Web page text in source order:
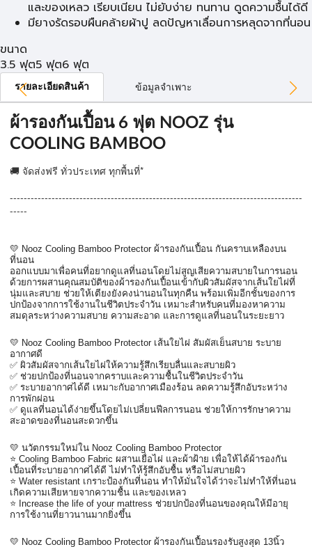
และของเหลว เรียบเนียน ไม่ยับง่าย ทนทาน ดูดความชื้นได้ดี
มียางรัดรอบผืนคล้ายผ้าปู ลดปัญหาเลื่อนการหลุดจากที่นอน
ขนาด
3.5 ฟุต5 ฟุต6 ฟุต
รายละเอียดสินค้า ข้อมูลจำเพาะ
ผ้ารองกันเปื้อน 6 ฟุต NOOZ รุ่น
COOLING BAMBOO
🚚 จัดส่งฟรี ทั่วประเทศ ทุกพื้นที่*
------------------------------------------------------------------------------------
-----
💛 Nooz Cooling Bamboo Protector ผ้ารองกันเปื้อน กันคราบเหลืองบน
ที่นอน
ออกแบบมาเพื่อคนที่อยากดูแลที่นอนโดยไม่สูญเสียความสบายในการนอน
ด้วยการผสานคุณสมบัติของผ้ารองกันเปื้อนเข้ากับผิวสัมผัสจากเส้นใยไผ่ที่
นุ่มและสบาย ช่วยให้เตียงยังคงน่านอนในทุกคืน พร้อมเพิ่มอีกชั้นของการ
ปกป้องจากการใช้งานในชีวิตประจำวัน เหมาะสำหรับคนที่มองหาความ
สมดุลระหว่างความสบาย ความสะอาด และการดูแลที่นอนในระยะยาว
💛 Nooz Cooling Bamboo Protector เส้นใยไผ่ สัมผัสเย็นสบาย ระบาย
อากาศดี
✅ ผิวสัมผัสจากเส้นใยไผ่ให้ความรู้สึกเรียบลื่นและสบายผิว
✅ ช่วยปกป้องที่นอนจากคราบและความชื้นในชีวิตประจำวัน
✅ ระบายอากาศได้ดี เหมาะกับอากาศเมืองร้อน ลดความรู้สึกอับระหว่าง
การพักผ่อน
✅ ดูแลที่นอนได้ง่ายขึ้นโดยไม่เปลี่ยนฟีลการนอน ช่วยให้การรักษาความ
สะอาดของที่นอนสะดวกขึ้น
💛 นวัตกรรมใหม่ใน Nooz Cooling Bamboo Protector
⭐ Cooling Bamboo Fabric ผสานเยื่อไผ่ และผ้าฝ้าย เพื่อให้ได้ผ้ารองกัน
เปื้อนที่ระบายอากาศได้ดี ไม่ทำให้รู้สึกอับชื้น หรือไม่สบายผิว
⭐ Water resistant เกราะป้องกันที่นอน ทำให้มั่นใจได้ว่าจะไม่ทำให้ที่นอน
เกิดความเสียหายจากความชื้น และของเหลว
⭐ Increase the life of your mattress ช่วยปกป้องที่นอนของคุณให้มีอายุ
การใช้งานที่ยาวนานมากยิ่งขึ้น
💛 Nooz Cooling Bamboo Protector ผ้ารองกันเปื้อนรองรับสูงสุด 13นิ้ว